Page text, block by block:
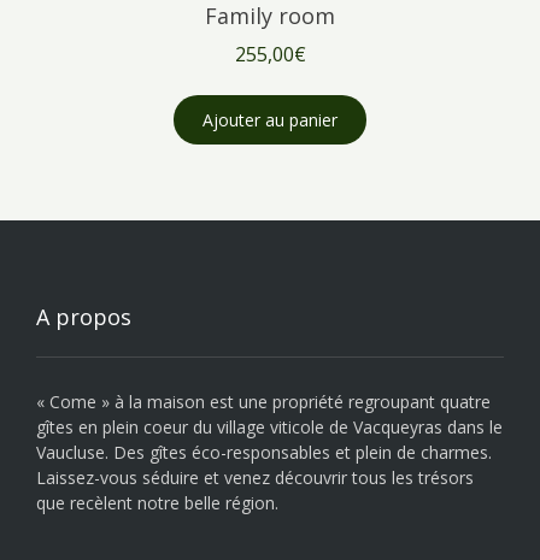
Family room
255,00€
Ajouter au panier
A propos
« Come » à la maison est une propriété regroupant quatre
gîtes en plein coeur du village viticole de Vacqueyras dans le
Vaucluse. Des gîtes éco-responsables et plein de charmes.
Laissez-vous séduire et venez découvrir tous les trésors
que recèlent notre belle région.